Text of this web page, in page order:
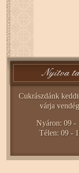
Cukrászdánk
várja
Nyáron: 09 -
Télen: 09 -